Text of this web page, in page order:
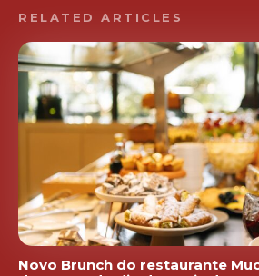
RELATED ARTICLES
Novo Brunch do restaurante